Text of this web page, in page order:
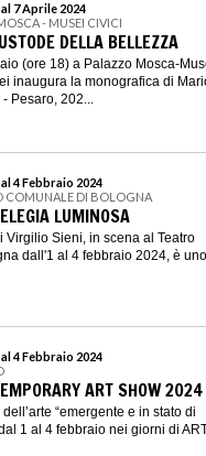
7 Aprile 2024
- MUSEI CIVICI
DELLA BELLEZZA
(ore 18) a Palazzo Mosca-
inaugura la monografica di
Pesaro, 202...
4 Febbraio 2024
COMUNALE DI BOLOGNA
LUMINOSA
Virgilio Sieni, in scena al Teatro
dall'1 al 4 febbraio 2024, è
4 Febbraio 2024
ART SHOW 2024
“emergente e in stato di
1 al 4 febbraio nei giorni di